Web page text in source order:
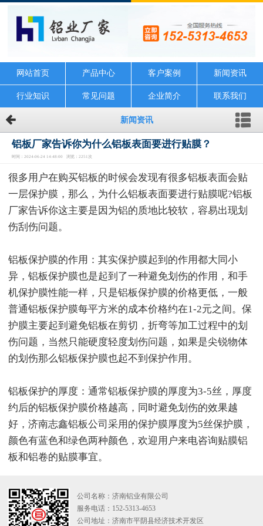
网站首页 产品中心 客户案例 新闻资讯
行业知识 常见问题 企业简介 联系我们
新闻资讯
铝板厂家告诉你为什么铝板表面要进行贴膜？
时间：2024-06-24 14:48:00 浏览：2251次
很多用户在购买铝板的时候会发现有很多铝板表面会贴
一层保护膜，那么，为什么铝板表面要进行贴膜呢?铝板
厂家告诉你这主要是因为铝的质地比较软，容易出现划
伤刮伤问题。
铝板保护膜的作用：其实保护膜起到的作用都大同小
异，铝板保护膜也是起到了一种避免划伤的作用，和手
机保护膜性能一样，只是铝板保护膜的价格更低，一般
普通铝板保护膜每平方米的成本价格约在1-2元之间。保
护膜主要起到避免铝板在剪切，折弯等加工过程中的划
伤问题，当然只能硬度轻度划伤问题，如果是尖锐物体
的划伤那么铝板保护膜也起不到保护作用。
铝板保护的厚度：通常铝板保护膜的厚度为3-5丝，厚度
约后的铝板保护膜价格越高，同时避免划伤的效果越
好，济南志鑫铝板公司采用的保护膜厚度为5丝保护膜，
颜色有蓝色和绿色两种颜色，欢迎用户来电咨询贴膜铝
板和铝卷的贴膜事宜。
公司名称：济南铝业有限公司
服务电话：152-5313-4653
公司地址：济南市平阴县经济技术开发区